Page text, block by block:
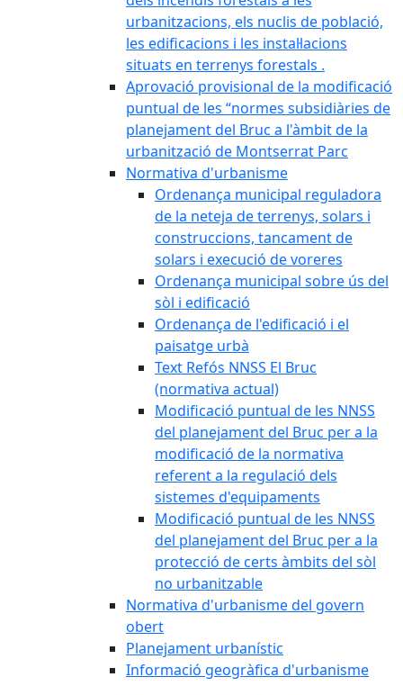
urbanitzacions, els nuclis de població,
les edificacions i les instal·lacions
situats en terrenys forestals .
Aprovació provisional de la modificació
puntual de les “normes subsidiàries de
planejament del Bruc a l'àmbit de la
urbanització de Montserrat Parc
Normativa d'urbanisme
Ordenança municipal reguladora
de la neteja de terrenys, solars i
construccions, tancament de
solars i execució de voreres
Ordenança municipal sobre ús del
sòl i edificació
Ordenança de l'edificació i el
paisatge urbà
Text Refós NNSS El Bruc
(normativa actual)
Modificació puntual de les NNSS
del planejament del Bruc per a la
modificació de la normativa
referent a la regulació dels
sistemes d'equipaments
Modificació puntual de les NNSS
del planejament del Bruc per a la
protecció de certs àmbits del sòl
no urbanitzable
Normativa d'urbanisme del govern
obert
Planejament urbanístic
Informació geogràfica d'urbanisme